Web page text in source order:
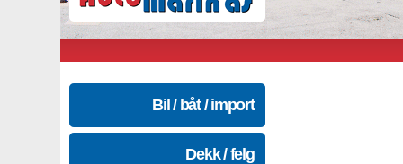
Bil / båt / import
Dekk / felg